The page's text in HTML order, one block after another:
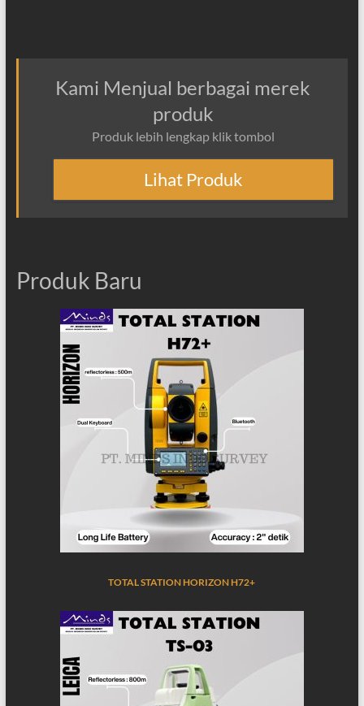
Kami Menjual berbagai merek
produk
Produk lebih lengkap klik tombol
Lihat Produk
Produk Baru
TOTAL STATION HORIZON H72+